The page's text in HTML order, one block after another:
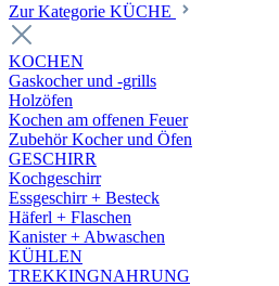
Zur Kategorie KÜCHE
KOCHEN
Gaskocher und -grills
Holzöfen
Kochen am offenen Feuer
Zubehör Kocher und Öfen
GESCHIRR
Kochgeschirr
Essgeschirr + Besteck
Häferl + Flaschen
Kanister + Abwaschen
KÜHLEN
TREKKINGNAHRUNG